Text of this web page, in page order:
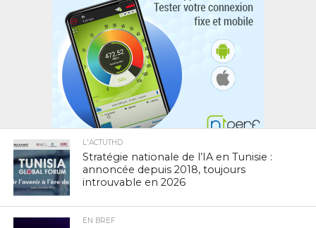
L'ACTUTHD
Stratégie nationale de l’IA en Tunisie :
annoncée depuis 2018, toujours
introuvable en 2026
EN BREF